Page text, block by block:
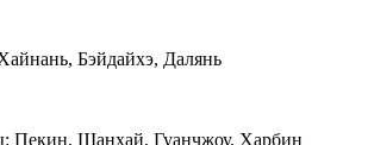
Бэйдайхэ, Далянь
Пекин, Шанхай, Гуанчжоу, Харбин